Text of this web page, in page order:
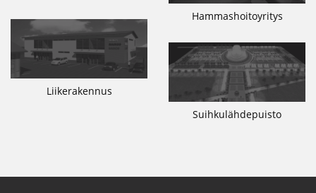
Hammashoitoyritys
Liikerakennus
Suihkulähdepuisto